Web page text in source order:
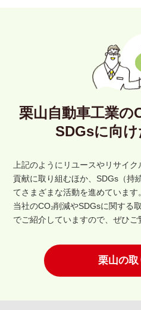
栗山自動車工業の
SDGsに向
上記のようにリユースやリサイ
貢献に取り組むほか、SDGs（持
てさまざまな活動を進めています
当社のCO₂削減やSDGsに関する
でご紹介していますので、ぜひご
栗山の取